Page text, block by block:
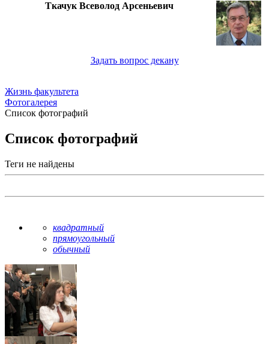
Ткачук Всеволод Арсеньевич
Задать вопрос декану
Жизнь факультета
Фотогалерея
Список фотографий
Список фотографий
Теги не найдены
квадратный
прямоугольный
обычный